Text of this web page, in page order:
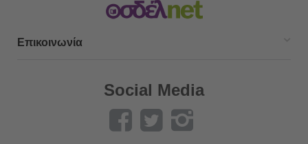
Επικοινωνία
Social Media